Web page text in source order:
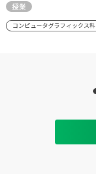
授業
コンピュータグラフィックス科